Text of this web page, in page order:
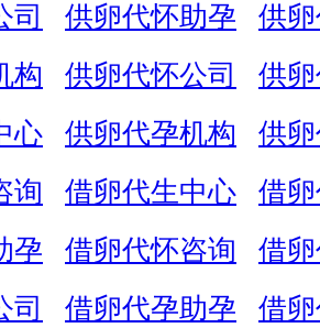
司
供卵代怀助孕 供
构
供卵代怀公司 供
心
供卵代孕机构 供卵
询
借卵代生中心 借
孕
借卵代怀咨询 借
司
借卵代孕助孕 借